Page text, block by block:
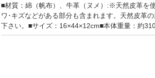
■材質：綿（帆布）、牛革（ヌメ）:※天然皮革を
ワ･キズなどがある部分も含まれます。天然皮革
下さい。■サイズ：16×44×12cm■本体重量：約